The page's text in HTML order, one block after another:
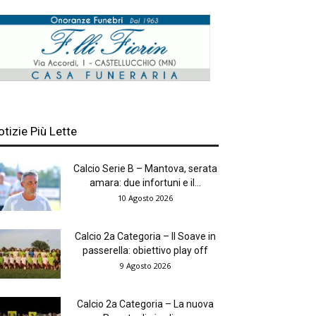
Più Lette
Calcio Serie B – Mantova, serata
amara: due infortuni e il...
10 Agosto 2026
Calcio 2a Categoria – Il Soave in
passerella: obiettivo play off
9 Agosto 2026
Calcio 2a Categoria – La nuova